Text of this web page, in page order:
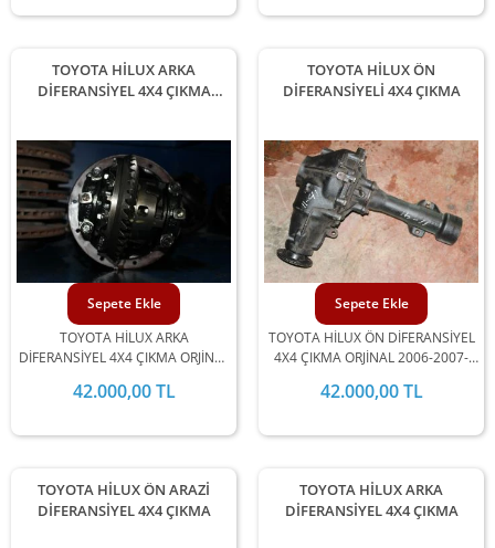
TOYOTA HİLUX ARKA
DİFERANSİYEL 4X4 ÇIKMA
TOYOTA HİLUX ARKA
DİFERANSİYEL 4X4 ÇIKMA ORJİNAL
ARALIĞINDA STOKLARIMIZDA
42.000,00 TL
Sepete Ekle
TOYOTA HİLUX ÖN
DİFERANSİYELİ 4X4 ÇIKMA
TOYOTA HİLUX ÖN DİFERANSİYEL
4X4 ÇIKMA ORJİNAL 2006-2007-
2014-2015 MODEL ARALIĞINDA
42.000,00 TL
Sepete Ekle
TOYOTA HİLUX ÖN ARAZİ
DİFERANSİYEL 4X4 ÇIKMA
TOYOTA HİLUX ARKA
DİFERANSİYEL 4X4 ÇIKMA